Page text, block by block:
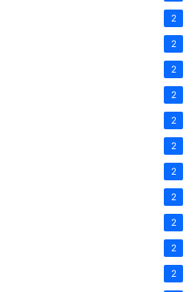
2
2
2
2
2
2
2
2
2
2
2